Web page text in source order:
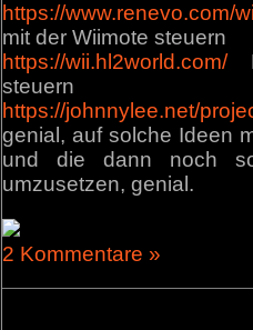
https://www.renevo.com/
mit der Wiimote steuern
https://wii.hl2world.com/
steuern
https://johnnylee.net/
genial, auf solche Ideen
und die dann noch
umzusetzen, genial.
2 Kommentare »